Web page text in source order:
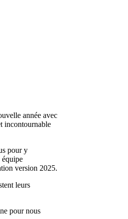
année avec
incontournable
pour y
équipe
version 2025.
leurs
pour nous